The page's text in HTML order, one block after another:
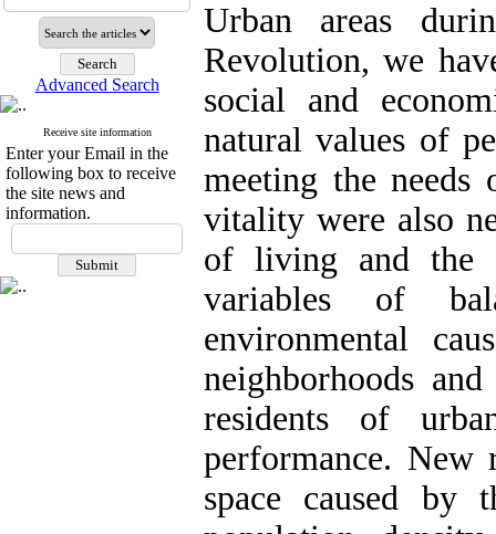
Advanced Search
Receive site information
Enter your Email in the
following box to receive
the site news and
information.
Urban areas
Revolution, we
social and
natural values of
meeting the needs
vitality were also
of living and the
variables of
environmental
neighborhoods
residents of
performance.
space caused